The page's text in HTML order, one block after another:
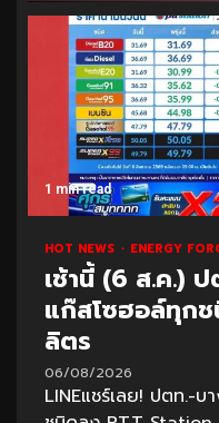
1 min read
HOT NEWS ENERGY
เช้านี้ (6 ส.ค.)
แก๊สโซฮอล์ทุก
ลิตร
06/08/2026
LINEแชร์เลย! ปตท.-